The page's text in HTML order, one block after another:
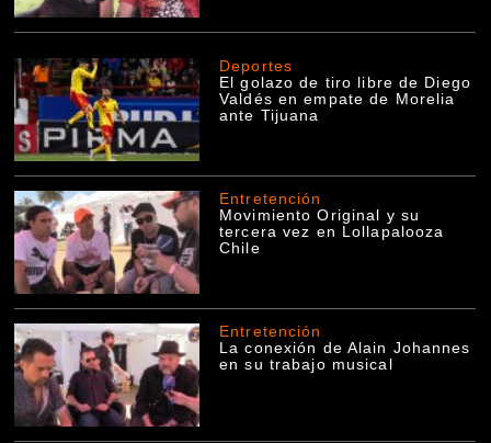
Deportes
El golazo de tiro libre de Diego
Valdés en empate de Morelia
ante Tijuana
Entretención
Movimiento Original y su
tercera vez en Lollapalooza
Chile
Entretención
La conexión de Alain Johannes
en su trabajo musical